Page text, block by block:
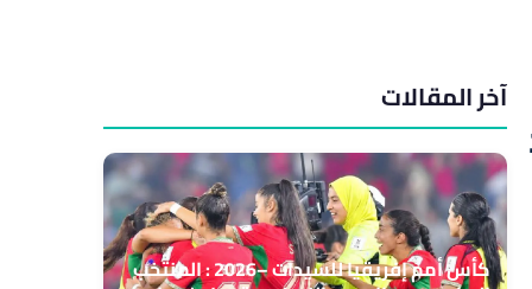
آخر المقالات
كأس أمم إفريقيا للسيدات –2026 : المنتخب